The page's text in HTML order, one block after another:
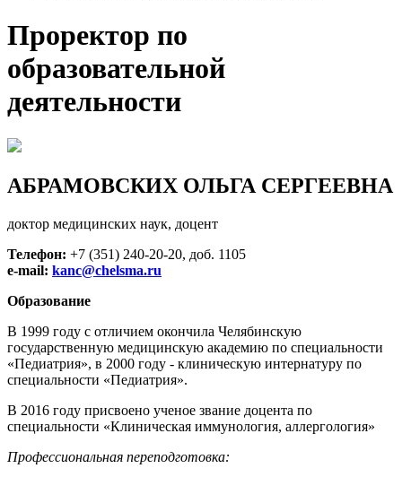
Проректор по
образовательной
деятельности
АБРАМОВСКИХ ОЛЬГА СЕРГЕЕВНА
доктор медицинских наук, доцент
Телефон: +7 (351) 240-20-20, доб. 1105
e-mail: kanc@chelsma.ru
Образование
В 1999 году с отличием окончила Челябинскую
государственную медицинскую академию по специальности
«Педиатрия», в 2000 году - клиническую интернатуру по
специальности «Педиатрия».
В 2016 году присвоено ученое звание доцента по
специальности «Клиническая иммунология, аллергология»
Профессиональная переподготовка: